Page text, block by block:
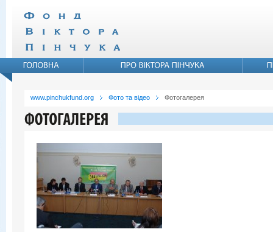
www.pinchukfund.org Фото та відео Фотогалерея